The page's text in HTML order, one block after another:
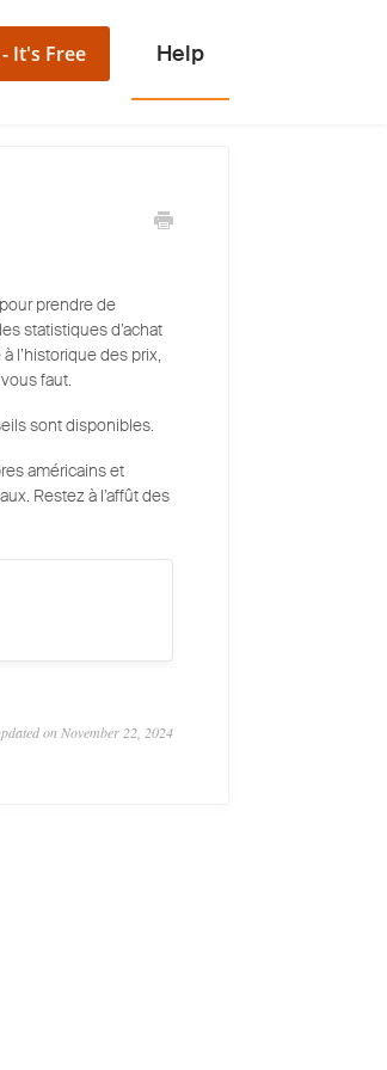
It's Free
prendre de
statistiques d’achat
l’historique des prix,
faut.
sont disponibles.
américains et
Restez à l’affût des
on November 22, 2024